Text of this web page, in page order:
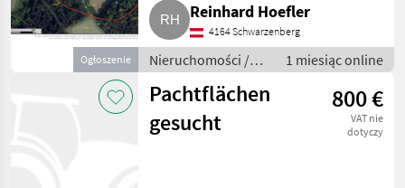
Ogłoszenie
Reinhard Hoefler
4164 Schwarzenberg
Nieruchomości /
Działki
1 miesiąc online
Pachtflächen
gesucht
800 €
VAT nie
dotyczy